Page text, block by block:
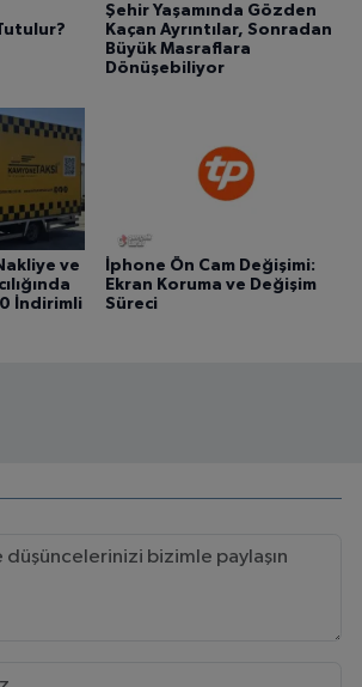
Şehir Yaşamında Gözden
Kaçan Ayrıntılar, Sonradan
Büyük Masraflara
Dönüşebiliyor
ve
İndirimli
İphone Ön Cam Değişimi:
Ekran Koruma ve Değişim
Süreci